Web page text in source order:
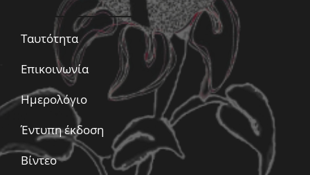
Ταυτότητα
Επικοινωνία
Ημερολόγιο
Έντυπη έκδοση
Βίντεο